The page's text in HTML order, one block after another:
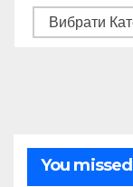
You missed